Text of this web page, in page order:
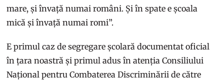
mare, și învață numai români. Și în spate e școala
mică și învață numai romi”.
E primul caz de segregare școlară documentat oficial
în țara noastră și primul adus în atenția Consiliului
Național pentru Combaterea Discriminării de către